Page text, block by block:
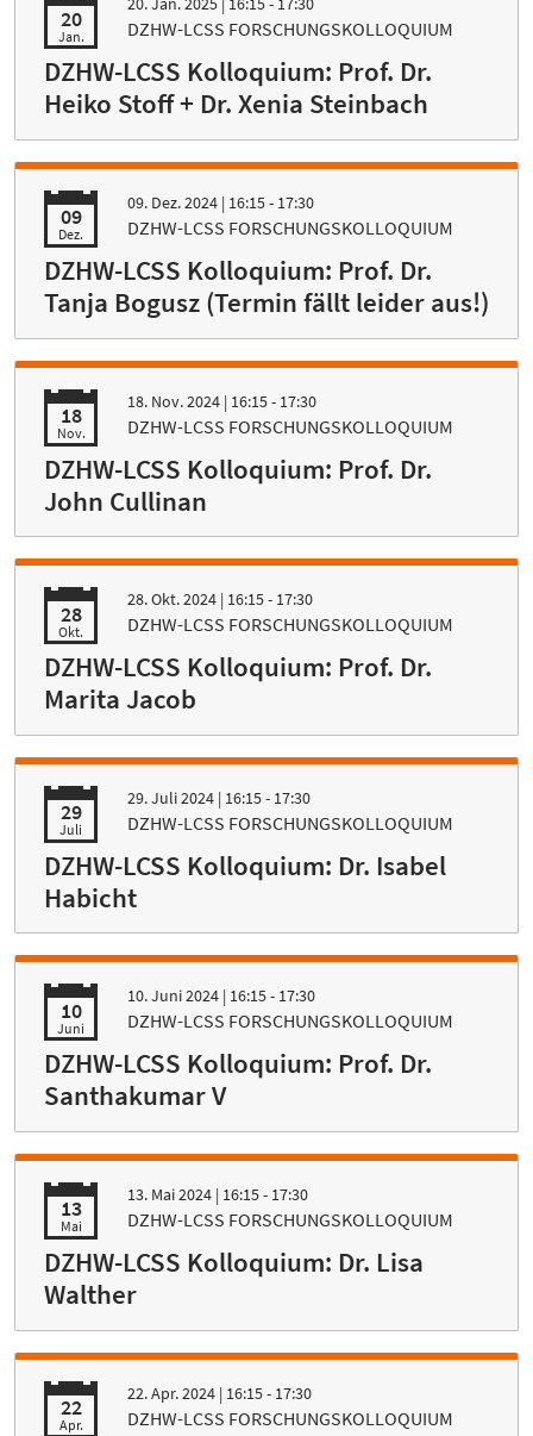
20
Jan. DZHW-LCSS FORSCHUNGSKOLLOQUIUM
DZHW-LCSS Kolloquium: Prof. Dr.
Heiko Stoff + Dr. Xenia Steinbach
09
Dez.
09. Dez. 2024 | 16:15 - 17:30
DZHW-LCSS FORSCHUNGSKOLLOQUIUM
DZHW-LCSS Kolloquium: Prof. Dr.
Tanja Bogusz (Termin fällt leider aus!)
18
Nov.
18. Nov. 2024 | 16:15 - 17:30
DZHW-LCSS FORSCHUNGSKOLLOQUIUM
DZHW-LCSS Kolloquium: Prof. Dr.
John Cullinan
28
Okt.
28. Okt. 2024 | 16:15 - 17:30
DZHW-LCSS FORSCHUNGSKOLLOQUIUM
DZHW-LCSS Kolloquium: Prof. Dr.
Marita Jacob
29
Juli
29. Juli 2024 | 16:15 - 17:30
DZHW-LCSS FORSCHUNGSKOLLOQUIUM
DZHW-LCSS Kolloquium: Dr. Isabel
Habicht
10
Juni
10. Juni 2024 | 16:15 - 17:30
DZHW-LCSS FORSCHUNGSKOLLOQUIUM
DZHW-LCSS Kolloquium: Prof. Dr.
Santhakumar V
13
Mai
13. Mai 2024 | 16:15 - 17:30
DZHW-LCSS FORSCHUNGSKOLLOQUIUM
DZHW-LCSS Kolloquium: Dr. Lisa
Walther
22
Apr.
22. Apr. 2024 | 16:15 - 17:30
DZHW-LCSS FORSCHUNGSKOLLOQUIUM